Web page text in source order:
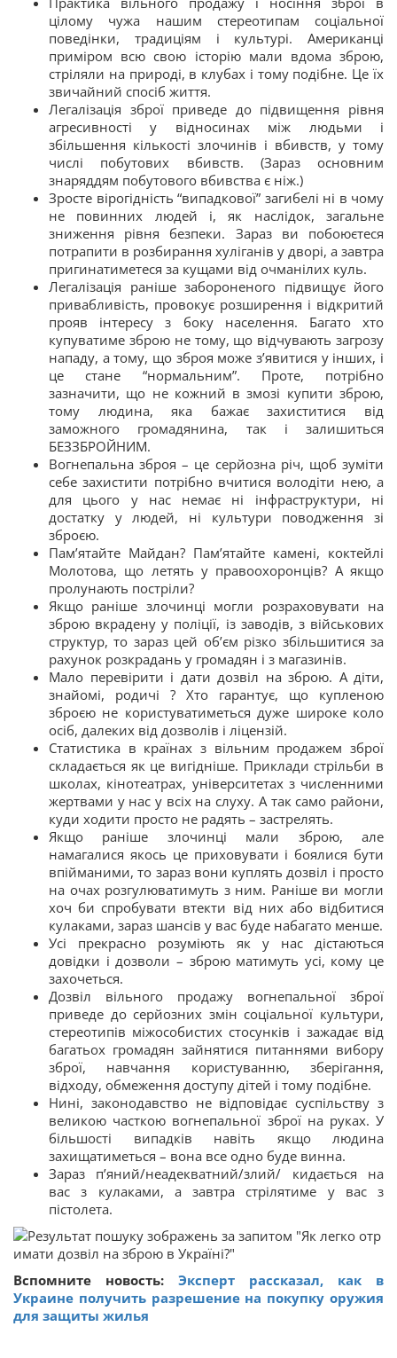
цілому чужа нашим стереотипам соціальної
поведінки, традиціям і культурі. Американці
приміром всю свою історію мали вдома зброю,
стріляли на природі, в клубах і тому подібне. Це їх
звичайний спосіб життя.
Легалізація зброї приведе до підвищення рівня
агресивності у відносинах між людьми і
збільшення кількості злочинів і вбивств, у тому
числі побутових вбивств. (Зараз основним
знаряддям побутового вбивства є ніж.)
Зросте вірогідність “випадкової” загибелі ні в чому
не повинних людей і, як наслідок, загальне
зниження рівня безпеки. Зараз ви побоюєтеся
потрапити в розбирання хуліганів у дворі, а завтра
пригинатиметеся за кущами від очманілих куль.
Легалізація раніше забороненого підвищує його
привабливість, провокує розширення і відкритий
прояв інтересу з боку населення. Багато хто
купуватиме зброю не тому, що відчувають загрозу
нападу, а тому, що зброя може з’явитися у інших, і
це стане “нормальним”. Проте, потрібно
зазначити, що не кожний в змозі купити зброю,
тому людина, яка бажає захиститися від
заможного громадянина, так і залишиться
БЕЗЗБРОЙНИМ.
Вогнепальна зброя – це серйозна річ, щоб зуміти
себе захистити потрібно вчитися володіти нею, а
для цього у нас немає ні інфраструктури, ні
достатку у людей, ні культури поводження зі
зброєю.
Пам’ятайте Майдан? Пам’ятайте камені, коктейлі
Молотова, що летять у правоохоронців? А якщо
пролунають постріли?
Якщо раніше злочинці могли розраховувати на
зброю вкрадену у поліції, із заводів, з військових
структур, то зараз цей об’єм різко збільшитися за
рахунок розкрадань у громадян і з магазинів.
Мало перевірити і дати дозвіл на зброю. А діти,
знайомі, родичі ? Хто гарантує, що купленою
зброєю не користуватиметься дуже широке коло
осіб, далеких від дозволів і ліцензій.
Статистика в країнах з вільним продажем зброї
складається як це вигідніше. Приклади стрільби в
школах, кінотеатрах, університетах з численними
жертвами у нас у всіх на слуху. А так само райони,
куди ходити просто не радять – застрелять.
Якщо раніше злочинці мали зброю, але
намагалися якось це приховувати і боялися бути
впійманими, то зараз вони куплять дозвіл і просто
на очах розгулюватимуть з ним. Раніше ви могли
хоч би спробувати втекти від них або відбитися
кулаками, зараз шансів у вас буде набагато менше.
Усі прекрасно розуміють як у нас дістаються
довідки і дозволи – зброю матимуть усі, кому це
захочеться.
Дозвіл вільного продажу вогнепальної зброї
приведе до серйозних змін соціальної культури,
стереотипів міжособистих стосунків і зажадає від
багатьох громадян зайнятися питаннями вибору
зброї, навчання користуванню, зберігання,
відходу, обмеження доступу дітей і тому подібне.
Нині, законодавство не відповідає суспільству з
великою часткою вогнепальної зброї на руках. У
більшості випадків навіть якщо людина
захищатиметься – вона все одно буде винна.
Зараз п’яний/неадекватний/злий/ кидається на
вас з кулаками, а завтра стрілятиме у вас з
пістолета.
Вспомните новость: Эксперт рассказал, как в
Украине получить разрешение на покупку оружия
для защиты жилья